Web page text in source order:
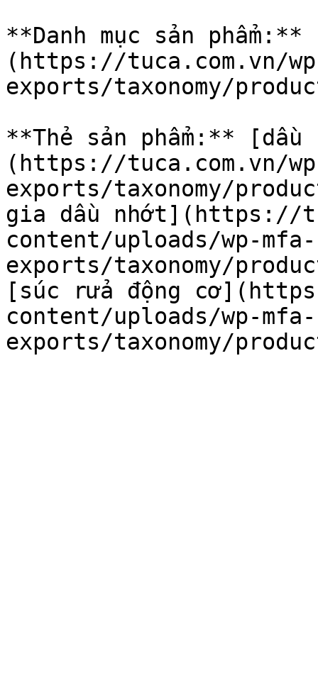
**Danh mục sản
(https://tuca.com.vn/
exports/taxonomy/
**Thẻ sản phẩm:** [dầu
(https://tuca.com.vn/
exports/taxonomy/
gia dầu nhớt](https://
content/uploads/wp-mfa-
exports/taxonomy/
[súc rửa động
content/uploads/wp-mfa-
exports/taxonomy/